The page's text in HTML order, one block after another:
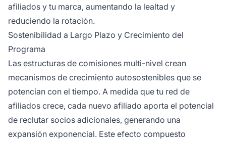
afiliados y tu marca, aumentando la lealtad y
reduciendo la rotación.
Sostenibilidad a Largo Plazo y Crecimiento del
Programa
Las estructuras de comisiones multi-nivel crean
mecanismos de crecimiento autosostenibles que se
potencian con el tiempo. A medida que tu red de
afiliados crece, cada nuevo afiliado aporta el potencial
de reclutar socios adicionales, generando una
expansión exponencial. Este efecto compuesto